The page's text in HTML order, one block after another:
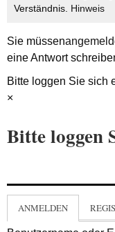
Verständnis. Hinweis
Sie müssen
eine Antwort
Bitte loggen Sie sich
×
Bitte loggen
ANMELDEN